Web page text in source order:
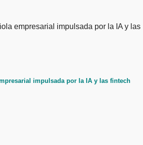
impulsada por la IA y las fintech